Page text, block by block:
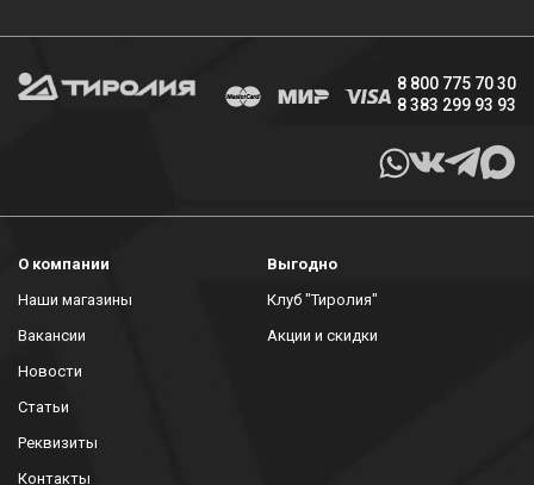
8 800 775 70 30
8 383 299 93 93
О компании
Наши магазины
Вакансии
Новости
Статьи
Реквизиты
Контакты
Выгодно
Клуб "Тиролия"
Акции и скидки